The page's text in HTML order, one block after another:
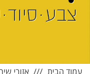
עמוד הבית אזורי